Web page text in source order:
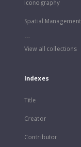
Iconography
Spatial
...
View all collections
Indexes
Title
Creator
Contributor